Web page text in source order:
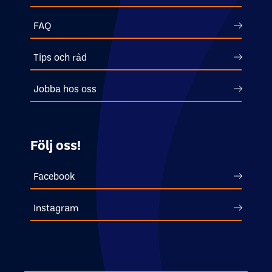
stationer och skickar alla flaskor med lastbil ner till
Danmark där våra flaskor kontrolleras.
FAQ
Tips och råd
Jobba hos oss
Följ oss!
Facebook
Instagram